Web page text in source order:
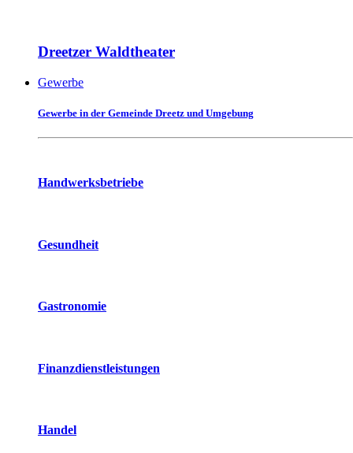
Dreetzer Waldtheater
Gewerbe
Gewerbe in der Gemeinde Dreetz und Umgebung
Handwerksbetriebe
Gesundheit
Gastronomie
Finanzdienstleistungen
Handel